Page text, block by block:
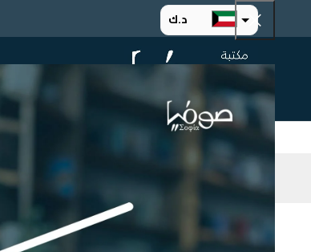
د.ك
د.إ
ر.ق
التصنيف
Select a category